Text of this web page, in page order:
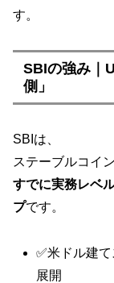
す。
SBIの強み｜
側」
SBIは、
ステーブルコイ
すでに実務レベ
プです。
✅米ドル建
展開